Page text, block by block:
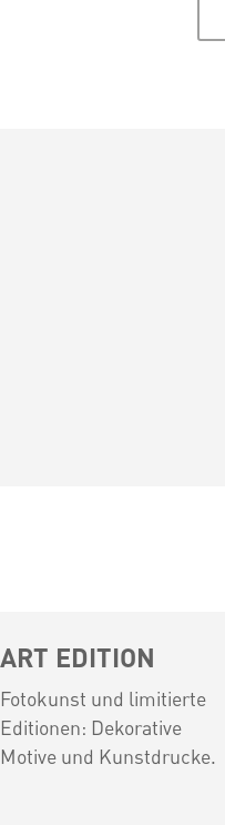
ART EDITION
Fotokunst und limitierte
Editionen: Dekorative
Motive und Kunstdrucke.